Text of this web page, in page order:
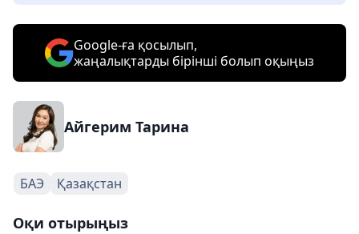
Google-ға қосылып,
жаңалықтарды бірінші болып оқыңыз
Айгерим Тарина
БАЭ Қазақстан
Оқи отырыңыз